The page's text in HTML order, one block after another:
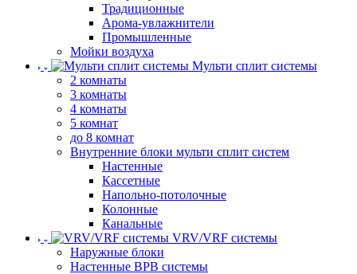
Традиционные
Арома-увлажнители
Промышленные
Мойки воздуха
Мульти сплит системы
2 комнаты
3 комнаты
4 комнаты
5 комнат
до 8 комнат
Внутренние блоки мульти сплит систем
Настенные
Кассетные
Напольно-потолочные
Колонные
Канальные
VRV/VRF системы
Наружные блоки
Настенные ВРВ системы